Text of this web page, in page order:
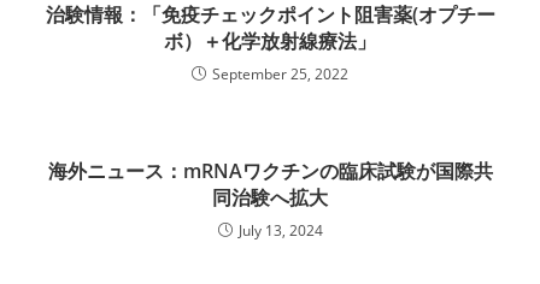
治験情報：「免疫チェックポイント阻害薬(オプチー
ボ）＋化学放射線療法」
September 25, 2022
海外ニュース：mRNAワクチンの臨床試験が国際共
同治験へ拡大
July 13, 2024